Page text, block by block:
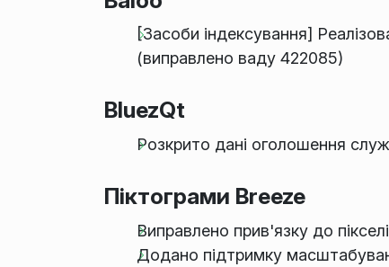
[Засоби індексування]
(виправлено ваду 422085)
BluezQt
Розкрито дані оголошення
Піктограми Breeze
Виправлено прив'язку до
Додано підтримку